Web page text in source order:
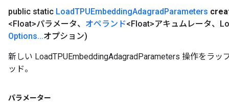
public static LoadTPUEmbeddingAdagradParameters
<Float>パラメータ、 オペランド<Float>アキュムレータ、
Options...オプション)
新しい LoadTPUEmbeddingAdagradParameters 操作をラ
ッド。
パラメーター